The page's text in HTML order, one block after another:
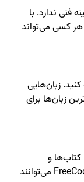
فنی ندارد. با
هر کسی می‌تواند
کنید. زبان‌هایی
زبان‌ها برای
کتاب‌ها و
پلتفرم‌هایی مانند Codecademy و FreeCodeCamp می‌توانند